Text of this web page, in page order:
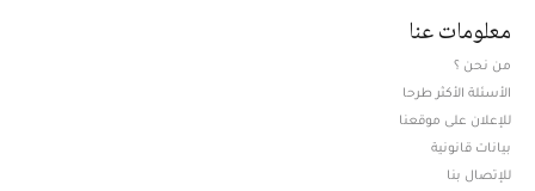
معلومات عنا
من نحن ؟
الأسئلة الأكثر طرحا
للإعلان على موقعنا
بيانات قانونية
للإتصال بنا